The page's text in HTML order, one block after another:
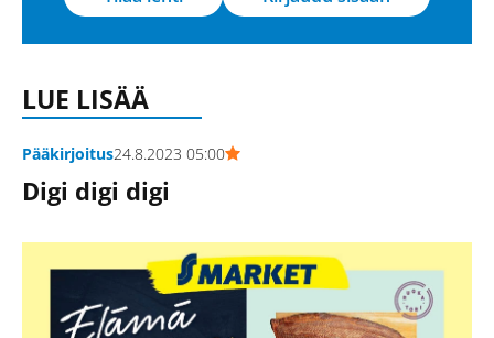
LUE LISÄÄ
Pääkirjoitus24.8.2023 05:00
Digi digi digi